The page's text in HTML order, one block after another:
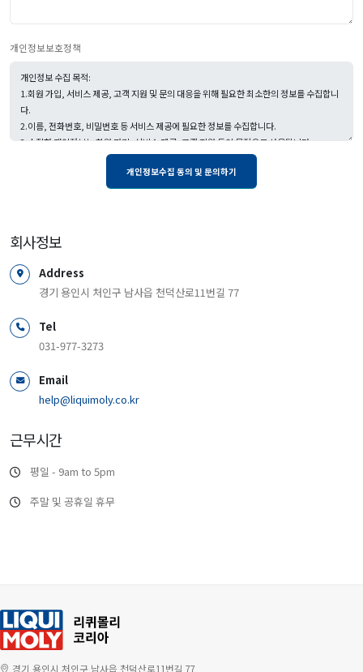
개인정보보호정책
회사정보
Address
경기 용인시 처인구 남사읍 천덕산로11번길 77
Tel
031-977-3273
Email
help@liquimoly.co.kr
근무시간
평일 - 9am to 5pm
주말 및 공휴일 휴무
경기 용인시 처인구 남사읍 천덕산로11번길 77